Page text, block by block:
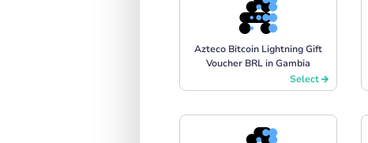
Azteco Bitcoin Lightning Gift
Voucher BRL in Gambia
Select